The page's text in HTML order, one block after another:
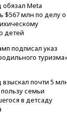
обязал Meta
$567 млн по делу о
детей
подписал указ
взыскал почти 5
семьи
в детсаду